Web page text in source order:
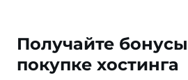
Получайте бонусы
покупке хостинга